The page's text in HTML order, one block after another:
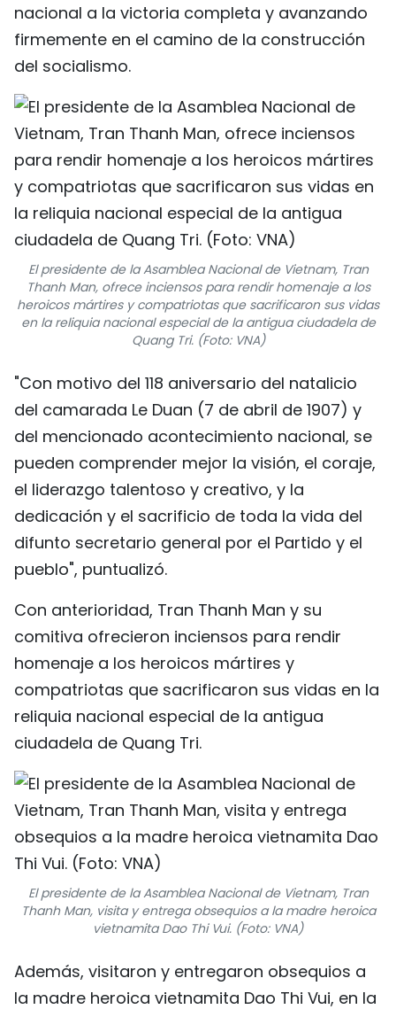
nacional a la victoria completa y avanzando
firmemente en el camino de la construcción
del socialismo.
El presidente de la Asamblea Nacional de Vietnam, Tran
Thanh Man, ofrece inciensos para rendir homenaje a los
heroicos mártires y compatriotas que sacrificaron sus vidas
en la reliquia nacional especial de la antigua ciudadela de
Quang Tri. (Foto: VNA)
"Con motivo del 118 aniversario del natalicio
del camarada Le Duan (7 de abril de 1907) y
del mencionado acontecimiento nacional, se
pueden comprender mejor la visión, el coraje,
el liderazgo talentoso y creativo, y la
dedicación y el sacrificio de toda la vida del
difunto secretario general por el Partido y el
pueblo", puntualizó.
Con anterioridad, Tran Thanh Man y su
comitiva ofrecieron inciensos para rendir
homenaje a los heroicos mártires y
compatriotas que sacrificaron sus vidas en la
reliquia nacional especial de la antigua
ciudadela de Quang Tri.
El presidente de la Asamblea Nacional de Vietnam, Tran
Thanh Man, visita y entrega obsequios a la madre heroica
vietnamita Dao Thi Vui. (Foto: VNA)
Además, visitaron y entregaron obsequios a
la madre heroica vietnamita Dao Thi Vui, en la